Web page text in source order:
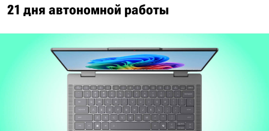
21 дня автономной работы